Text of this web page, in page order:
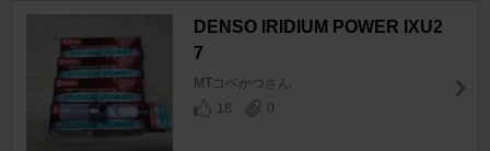
DENSO IRIDIUM POWER IXU2
7
MTコペかつさん
18
0